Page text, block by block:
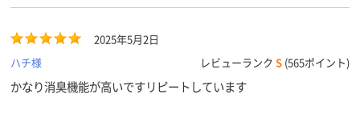
2025年5月2日
ハチ様
レビューランク S (565ポイント)
かなり消臭機能が高いですリピートしています